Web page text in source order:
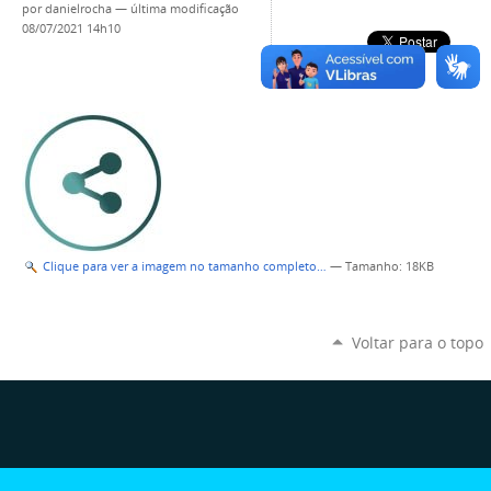
pordanielrocha — última modificação
08/07/2021 14h10
Clique para ver a imagem no tamanho completo… — Tamanho: 18KB
Voltar para o topo